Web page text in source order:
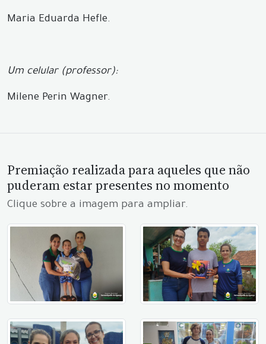
Maria Eduarda Hefle.
Um celular (professor):
Milene Perin Wagner.
Premiação realizada para aqueles que não
puderam estar presentes no momento
Clique sobre a imagem para ampliar.